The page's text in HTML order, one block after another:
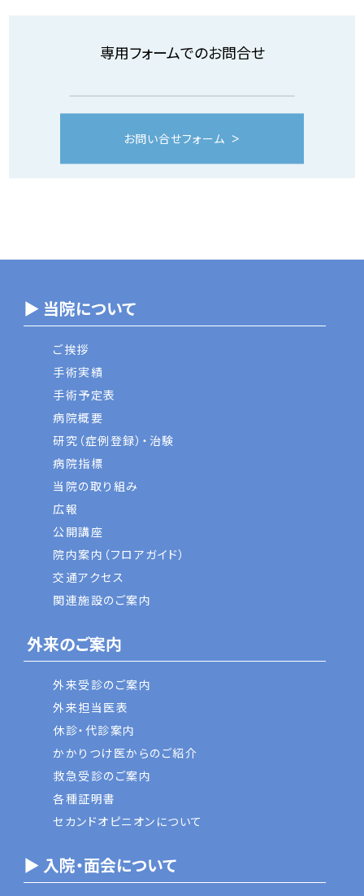
専用フォームでのお問合せ
お問い合せフォーム
▶ 当院について
ご挨拶
手術実績
手術予定表
病院概要
研究（症例登録）・治験
病院指標
当院の取り組み
広報
公開講座
院内案内（フロアガイド）
交通アクセス
関連施設のご案内
外来のご案内
外来受診のご案内
外来担当医表
休診・代診案内
かかりつけ医からのご紹介
救急受診のご案内
各種証明書
セカンドオピニオンについて
▶ 入院・面会について